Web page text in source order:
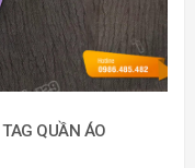
QUẦN ÁO